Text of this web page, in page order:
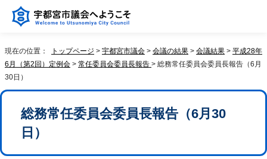
現在の位置： トップページ > 宇都宮市議会 > 会議の結果 > 会議結果 > 平成28年
6月（第2回）定例会 > 常任委員会委員長報告 > 総務常任委員会委員長報告（6月
30日）
総務常任委員会委員長報告（6月30
日）